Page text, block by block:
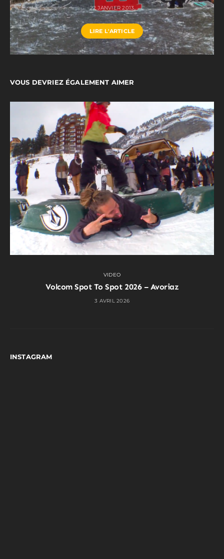
22 JANVIER 2013
LIRE L'ARTICLE
VOUS DEVRIEZ ÉGALEMENT AIMER
VIDEO
Volcom Spot To Spot 2026 – Avoriaz
3 AVRIL 2026
INSTAGRAM